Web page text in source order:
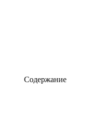
Содержание